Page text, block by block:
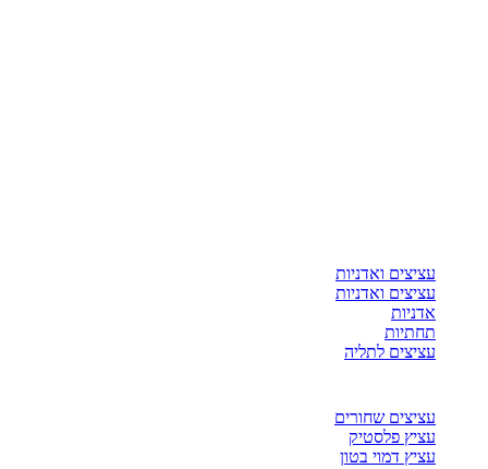
עציצים ואדניות
עציצים ואדניות
אדניות
תחתיות
עציצים לתליה
עציצים שחורים
עציץ פלסטיק
עציץ דמוי בטון